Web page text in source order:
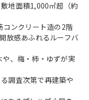
地面積1,000㎡超（約
コンクリート造の2階
放感あふれるルーフバ
、梅・柿・ゆずが実
調査次第で再建築や